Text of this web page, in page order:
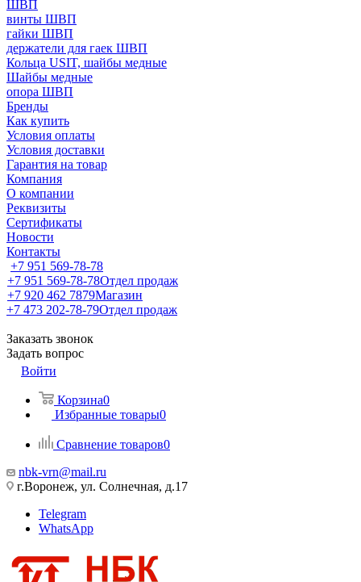
ШВП
винты ШВП
гайки ШВП
держатели для гаек ШВП
Кольца USIT, шайбы медные
Шайбы медные
опора ШВП
Бренды
Как купить
Условия оплаты
Условия доставки
Гарантия на товар
Компания
О компании
Реквизиты
Сертификаты
Новости
Контакты
+7 951 569-78-78
+7 951 569-78-78Отдел продаж
+7 920 462 7879Магазин
+7 473 202-78-79Отдел продаж
Заказать звонок
Задать вопрос
Войти
Корзина0
Избранные товары0
Сравнение товаров0
nbk-vrn@mail.ru
г.Воронеж, ул. Солнечная, д.17
Telegram
WhatsApp